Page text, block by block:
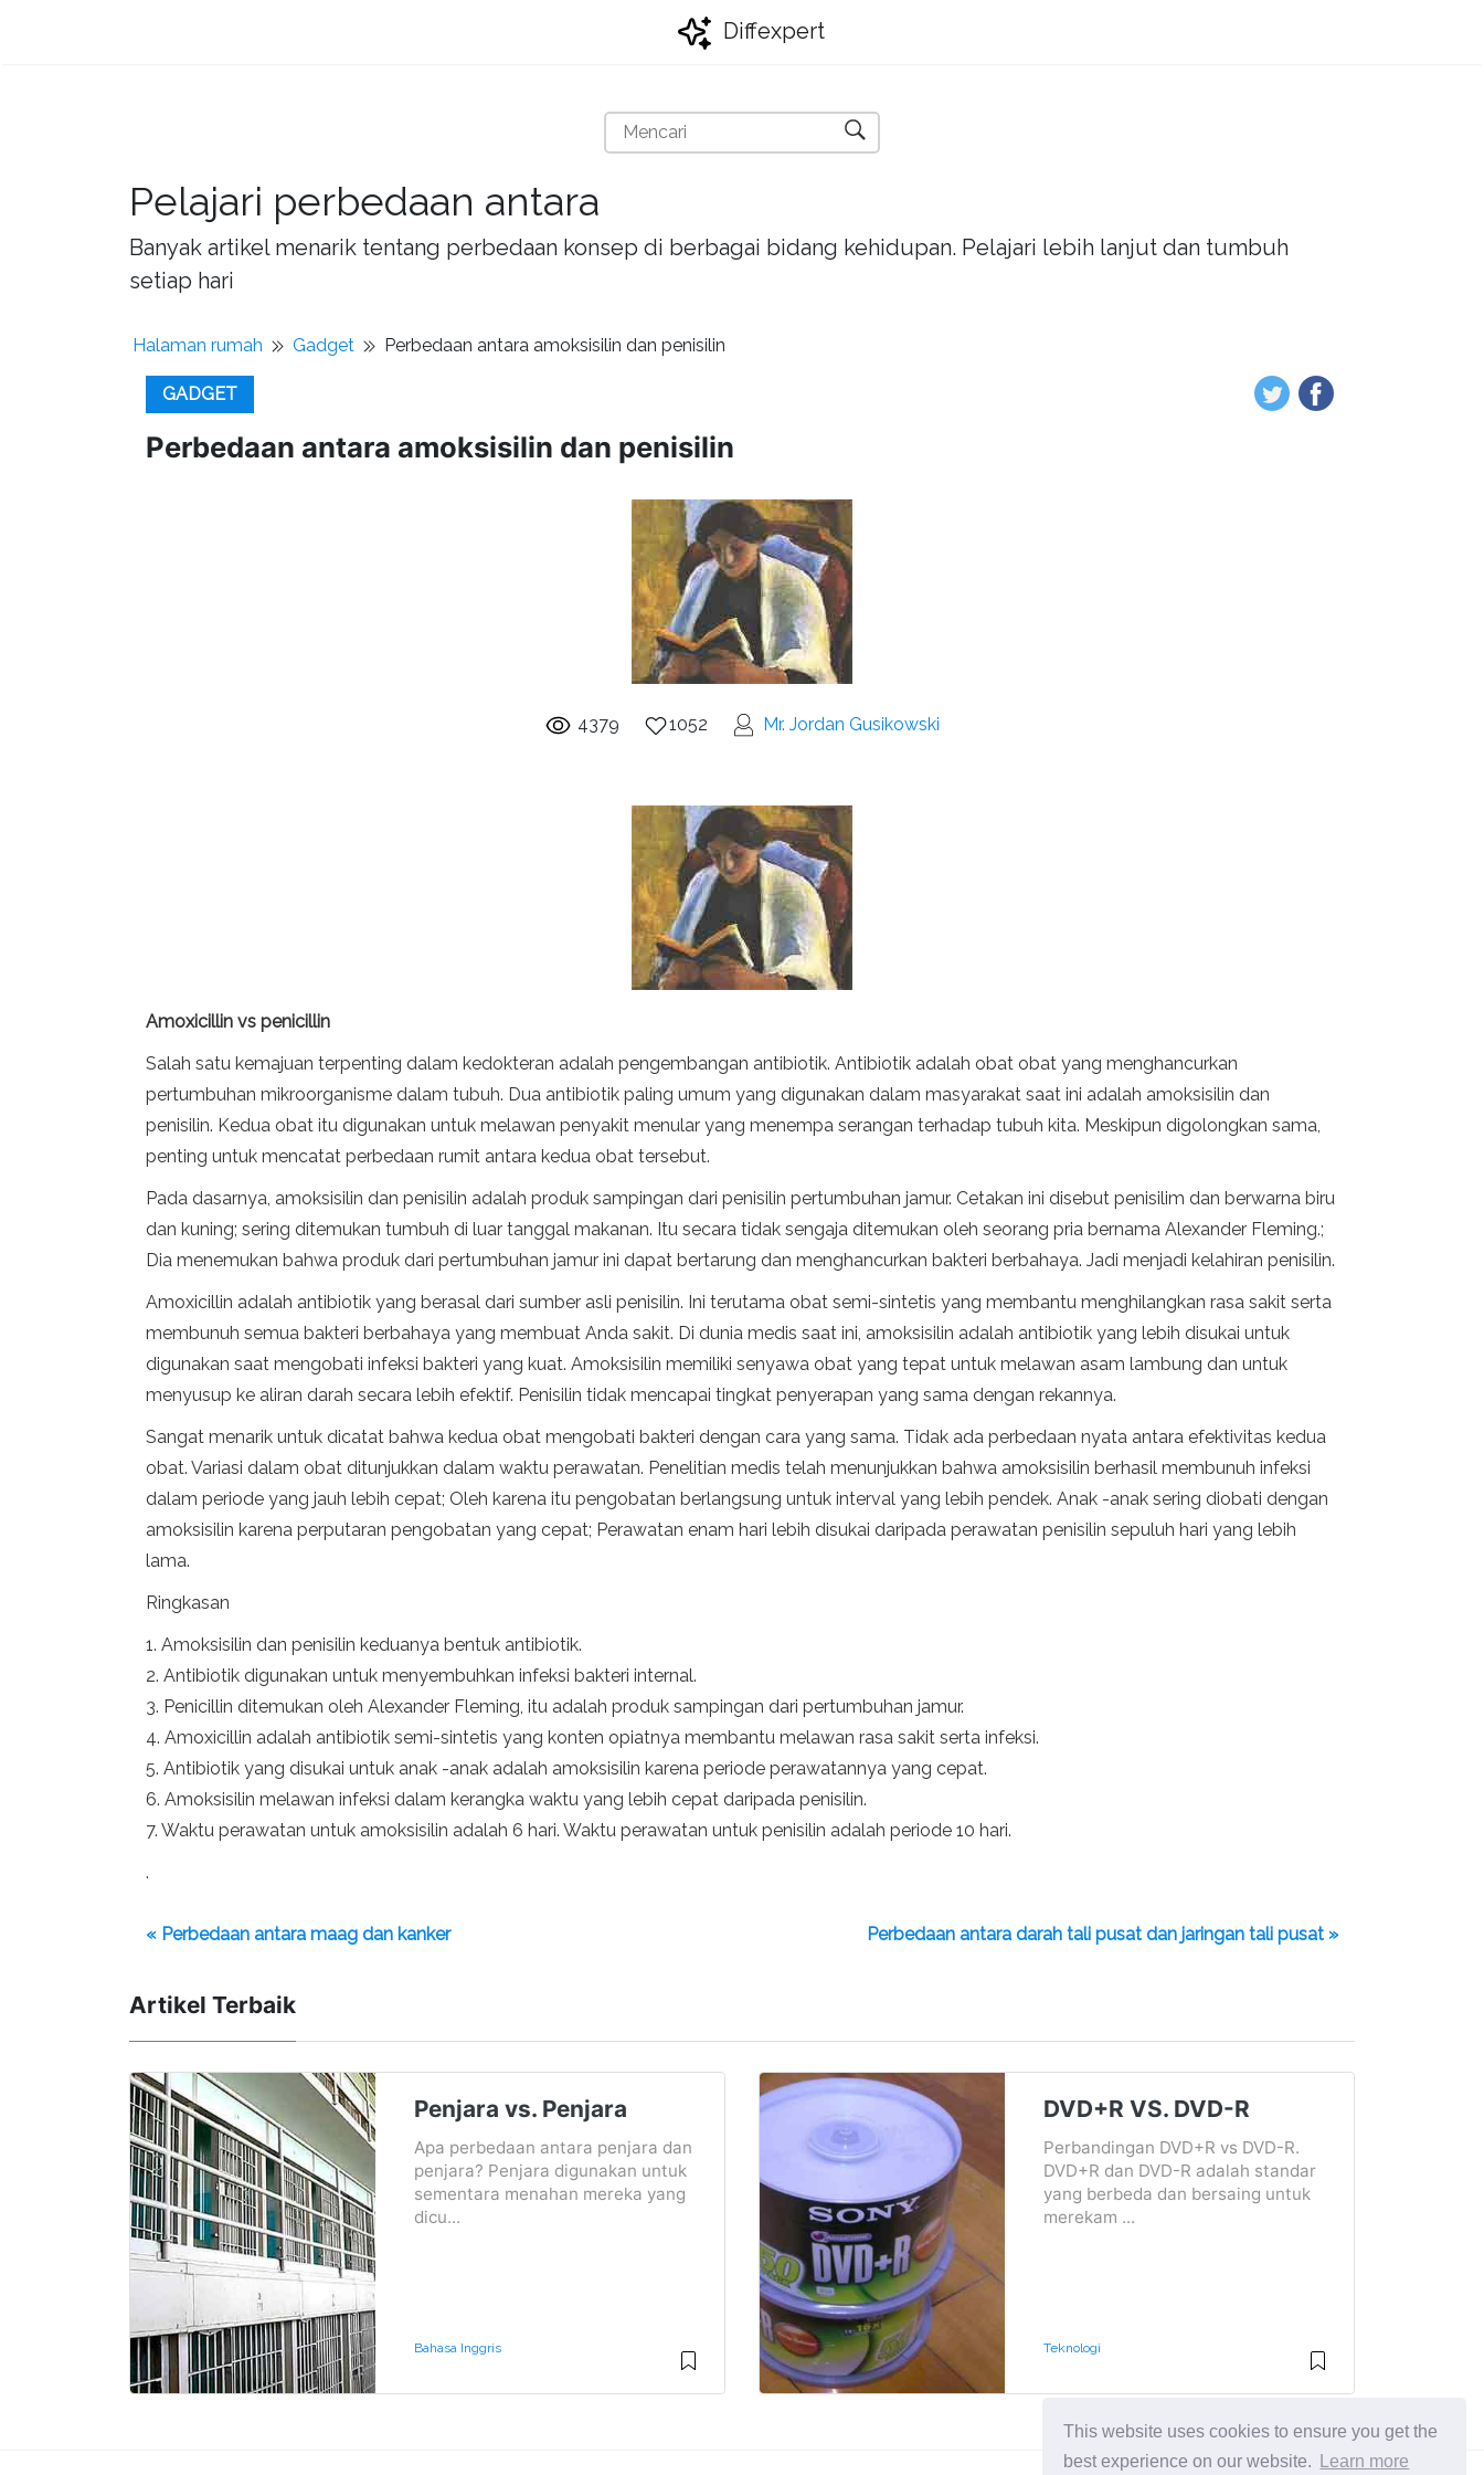
This website uses cookies to ensure you get the
best experience on our website.
Learn more
Diffexpert
Pelajari perbedaan antara
Banyak artikel menarik tentang perbedaan konsep di berbagai bidang kehidupan. Pelajari lebih lanjut dan tumbuh
setiap hari
Halaman rumah Gadget Perbedaan antara amoksisilin dan penisilin
GADGET
Perbedaan antara amoksisilin dan penisilin
4379 1052 Mr. Jordan Gusikowski
Amoxicillin vs penicillin
Salah satu kemajuan terpenting dalam kedokteran adalah pengembangan antibiotik. Antibiotik adalah obat obat yang menghancurkan
pertumbuhan mikroorganisme dalam tubuh. Dua antibiotik paling umum yang digunakan dalam masyarakat saat ini adalah amoksisilin dan
penisilin. Kedua obat itu digunakan untuk melawan penyakit menular yang menempa serangan terhadap tubuh kita. Meskipun digolongkan sama,
penting untuk mencatat perbedaan rumit antara kedua obat tersebut.
Pada dasarnya, amoksisilin dan penisilin adalah produk sampingan dari penisilin pertumbuhan jamur. Cetakan ini disebut penisilim dan berwarna biru
dan kuning; sering ditemukan tumbuh di luar tanggal makanan. Itu secara tidak sengaja ditemukan oleh seorang pria bernama Alexander Fleming.;
Dia menemukan bahwa produk dari pertumbuhan jamur ini dapat bertarung dan menghancurkan bakteri berbahaya. Jadi menjadi kelahiran penisilin.
Amoxicillin adalah antibiotik yang berasal dari sumber asli penisilin. Ini terutama obat semi-sintetis yang membantu menghilangkan rasa sakit serta
membunuh semua bakteri berbahaya yang membuat Anda sakit. Di dunia medis saat ini, amoksisilin adalah antibiotik yang lebih disukai untuk
digunakan saat mengobati infeksi bakteri yang kuat. Amoksisilin memiliki senyawa obat yang tepat untuk melawan asam lambung dan untuk
menyusup ke aliran darah secara lebih efektif. Penisilin tidak mencapai tingkat penyerapan yang sama dengan rekannya.
Sangat menarik untuk dicatat bahwa kedua obat mengobati bakteri dengan cara yang sama. Tidak ada perbedaan nyata antara efektivitas kedua
obat. Variasi dalam obat ditunjukkan dalam waktu perawatan. Penelitian medis telah menunjukkan bahwa amoksisilin berhasil membunuh infeksi
dalam periode yang jauh lebih cepat; Oleh karena itu pengobatan berlangsung untuk interval yang lebih pendek. Anak -anak sering diobati dengan
amoksisilin karena perputaran pengobatan yang cepat; Perawatan enam hari lebih disukai daripada perawatan penisilin sepuluh hari yang lebih
lama.
Ringkasan
1. Amoksisilin dan penisilin keduanya bentuk antibiotik.
2. Antibiotik digunakan untuk menyembuhkan infeksi bakteri internal.
3. Penicillin ditemukan oleh Alexander Fleming, itu adalah produk sampingan dari pertumbuhan jamur.
4. Amoxicillin adalah antibiotik semi-sintetis yang konten opiatnya membantu melawan rasa sakit serta infeksi.
5. Antibiotik yang disukai untuk anak -anak adalah amoksisilin karena periode perawatannya yang cepat.
6. Amoksisilin melawan infeksi dalam kerangka waktu yang lebih cepat daripada penisilin.
7. Waktu perawatan untuk amoksisilin adalah 6 hari. Waktu perawatan untuk penisilin adalah periode 10 hari.
.
« Perbedaan antara maag dan kanker Perbedaan antara darah tali pusat dan jaringan tali pusat »
Artikel Terbaik
Penjara vs. Penjara
Apa perbedaan antara penjara dan
penjara? Penjara digunakan untuk
sementara menahan mereka yang
dicu...
Bahasa Inggris
DVD+R VS. DVD-R
Perbandingan DVD+R vs DVD-R.
DVD+R dan DVD-R adalah standar
yang berbeda dan bersaing untuk
merekam ...
Teknologi